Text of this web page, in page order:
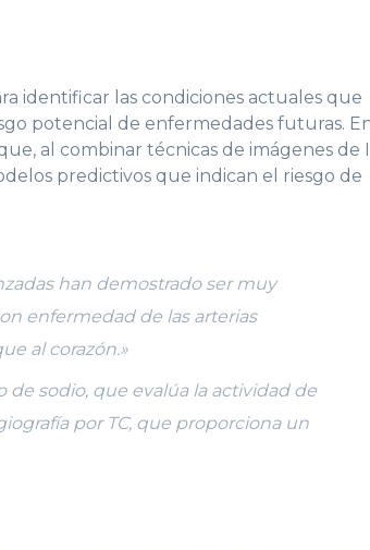
identificar las condiciones actuales que
potencial de enfermedades futuras.
al combinar técnicas de imágenes de
predictivos que indican el riesgo de
han demostrado ser muy
enfermedad de las arterias
al corazón.»
de sodio, que evalúa la actividad de
por TC, que proporciona un